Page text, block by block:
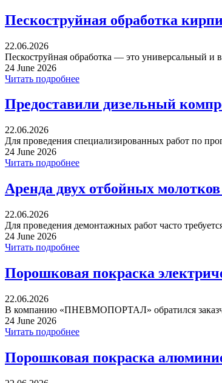
Пескоструйная обработка
22.06.2026
Пескоструйная обработка — это универсальный
24 June 2026
Читать подробнее
Предоставили дизельный
22.06.2026
Для проведения специализированных работ по
24 June 2026
Читать подробнее
Аренда двух отбойных
22.06.2026
Для проведения демонтажных работ часто
24 June 2026
Читать подробнее
Порошковая покраска
22.06.2026
В компанию «ПНЕВМОПОРТАЛ» обратился
24 June 2026
Читать подробнее
Порошковая покраска